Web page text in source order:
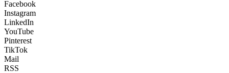
Facebook
Instagram
LinkedIn
YouTube
Pinterest
TikTok
Mail
RSS